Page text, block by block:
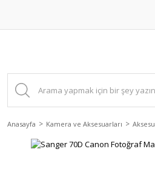
Anasayfa Kamera ve Aksesuarları